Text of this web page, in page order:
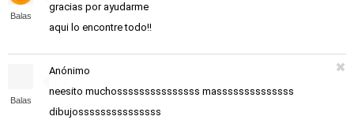
Balas
gracias por ayudarme
aqui lo encontre todo!!
Balas
Anónimo
neesito muchosssssssssssssss massssssssssssss
dibujosssssssssssssss